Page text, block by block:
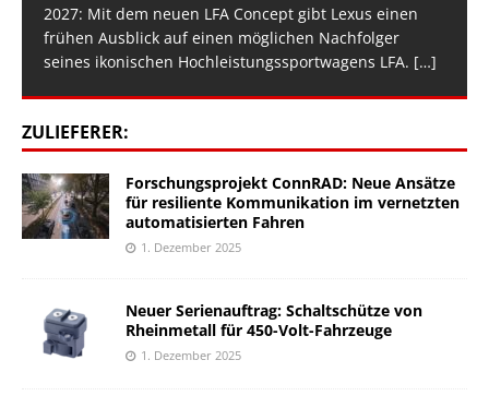
2027: Mit dem neuen LFA Concept gibt Lexus einen
frühen Ausblick auf einen möglichen Nachfolger
seines ikonischen Hochleistungssportwagens LFA. […]
ZULIEFERER:
Forschungsprojekt ConnRAD: Neue Ansätze
für resiliente Kommunikation im vernetzten
automatisierten Fahren
1. Dezember 2025
Neuer Serienauftrag: Schaltschütze von
Rheinmetall für 450-Volt-Fahrzeuge
1. Dezember 2025